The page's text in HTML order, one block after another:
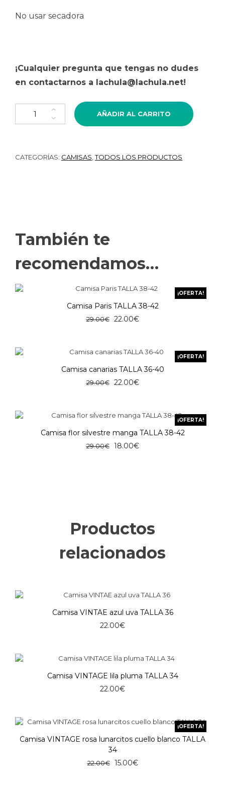
No usar secadora
¡Cualquier pregunta que tengas no dudes
en contactarnos a lachula@lachula.net!
Camisa flor silvestre TALLA 36-42 cantidad
AÑADIR AL CARRITO
CATEGORÍAS: CAMISAS ,TODOS LOS PRODUCTOS
También te
recomendamos…
¡OFERTA!
Camisa Paris TALLA 38-42
29.00€
El
era:
22.00€El
es:
¡OFERTA!
Camisa canarias TALLA 36-40
29.00€
El
era:
22.00€El
es:
¡OFERTA!
Camisa flor silvestre manga TALLA 38-42
29.00€
El
18.00€El
Productos
relacionados
Camisa VINTAE azul uva TALLA 36
22.00€
Camisa VINTAGE lila pluma TALLA 34
22.00€
¡OFERTA!
Camisa VINTAGE rosa lunarcitos cuello blanco TALLA
34
22.00€
El
15.00€El